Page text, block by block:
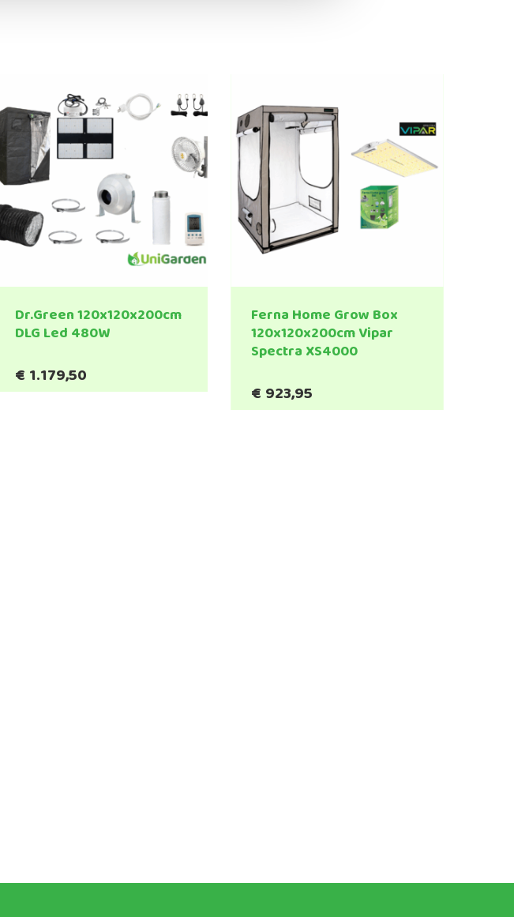
Dr.Green 120x120x200cm
DLG Led 480W
€ 1.179,50
Ferna Home Grow Box
120x120x200cm Vipar
Spectra XS4000
€ 923,95